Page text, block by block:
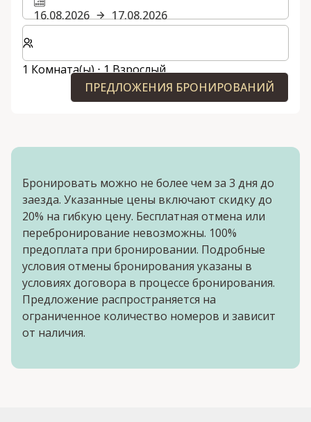
16.08.2026
17.08.2026
Выберите количество комнат и гостей для вашего
1 Комната(ы) ⋅ 1 Взрослый
ПРЕДЛОЖЕНИЯ БРОНИРОВАНИЙ
Бронировать можно не более чем за 3 дня до
заезда. Указанные цены включают скидку до
20% на гибкую цену. Бесплатная отмена или
перебронирование невозможны. 100%
предоплата при бронировании. Подробные
условия отмены бронирования указаны в
условиях договора в процессе бронирования.
Предложение распространяется на
ограниченное количество номеров и зависит
от наличия.